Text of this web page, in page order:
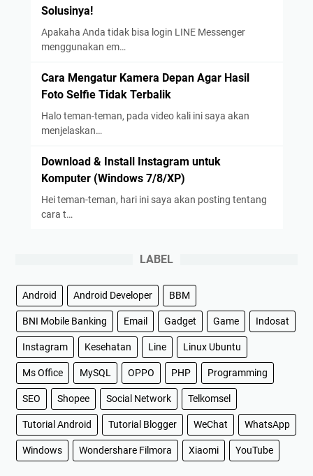
Solusinya!
Apakaha Anda tidak bisa login LINE Messenger
menggunakan em…
Cara Mengatur Kamera Depan Agar Hasil
Foto Selfie Tidak Terbalik
Halo teman-teman, pada video kali ini saya akan
menjelaskan…
Download & Install Instagram untuk
Komputer (Windows 7/8/XP)
Hei teman-teman, hari ini saya akan posting tentang
cara t…
LABEL
Android Android Developer BBM
BNI Mobile Banking Email Gadget Game Indosat
Instagram Kesehatan Line Linux Ubuntu
Ms Office MySQL OPPO PHP Programming
SEO Shopee Social Network Telkomsel
Tutorial Android Tutorial Blogger WeChat WhatsApp
Windows Wondershare Filmora Xiaomi YouTube